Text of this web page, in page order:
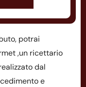
potrai
,un ricettario
dal
e